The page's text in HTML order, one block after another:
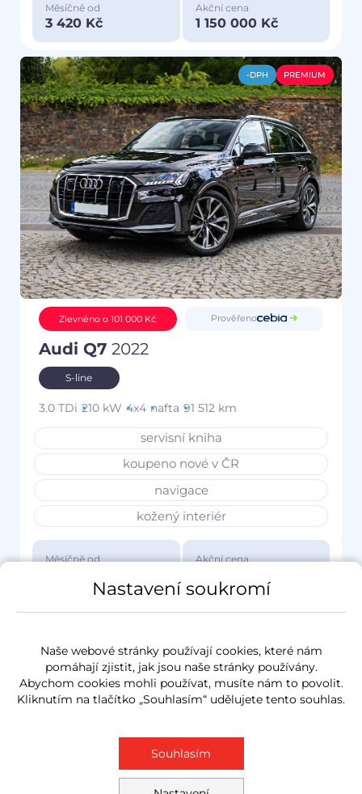
Měsíčně od
3 420 Kč
Akční cena
1 150 000 Kč
-DPH PREMIUM
Zlevněno o 101 000 Kč Prověřeno
Audi Q7 2022
S-line
3.0 TDi 210 kW 4x4 nafta 91 512 km
servisní kniha
koupeno nové v ČR
navigace
kožený interiér
Měsíčně od Akční cena
Nastavení soukromí
Naše webové stránky používají cookies, které nám
pomáhají zjistit, jak jsou naše stránky používány.
Abychom cookies mohli používat, musíte nám to povolit.
Kliknutím na tlačítko „Souhlasím“ udělujete tento souhlas.
Souhlasím